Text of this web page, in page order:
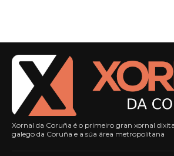
Xornal da Coruña é o primeiro gran xornal
galego da Coruña e a súa área metropolitana